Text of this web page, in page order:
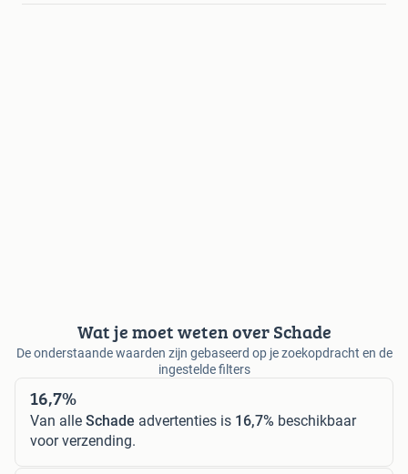
Wat je moet weten over Schade
De onderstaande waarden zijn gebaseerd op je zoekopdracht en de
ingestelde filters
16,7%
Van alle Schade advertenties is 16,7% beschikbaar
voor verzending.